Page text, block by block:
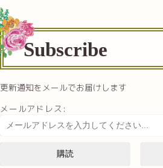
Subscribe
更新通知をメールでお届けします
メールアドレス: